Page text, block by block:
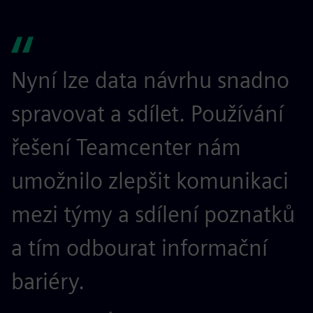
Nyní lze data návrhu snadno
spravovat a sdílet. Používání
řešení Teamcenter nám
umožnilo zlepšit komunikaci
mezi týmy a sdílení poznatků
a tím odbourat informační
bariéry.